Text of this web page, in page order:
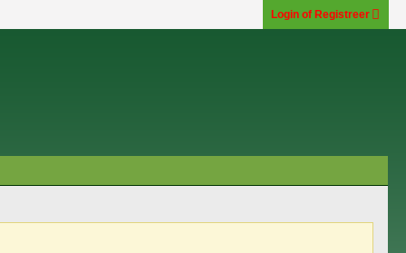
Login of Registreer